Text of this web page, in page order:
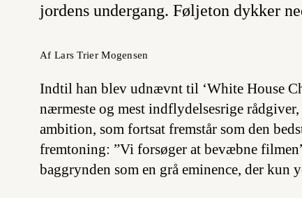
jordens undergang. Føljeton dykker
Af Lars Trier Mogensen
Indtil han blev udnævnt til ‘White House
nærmeste og mest indflydelsesrige
ambition, som fortsat fremstår som den
fremtoning: ”Vi forsøger at bevæbne
baggrynden som en grå eminence, der kun